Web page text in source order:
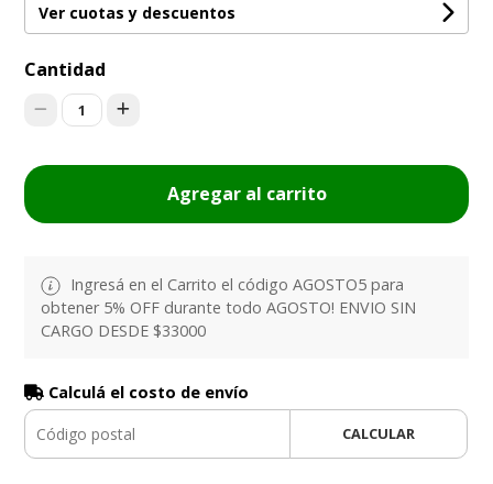
Ver cuotas y descuentos
Cantidad
1
Agregar al carrito
Ingresá en el Carrito el código AGOSTO5 para
obtener 5% OFF durante todo AGOSTO! ENVIO SIN
CARGO DESDE $33000
Calculá el costo de envío
CALCULAR